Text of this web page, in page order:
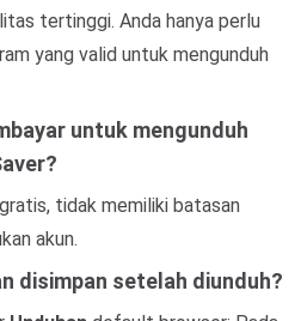
tertinggi. Anda hanya perlu
yang valid untuk mengunduh
untuk mengunduh
tidak memiliki batasan
akun.
disimpan setelah diunduh?